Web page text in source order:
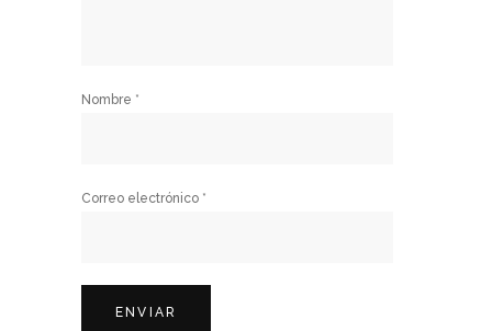
Nombre *
Correo electrónico *